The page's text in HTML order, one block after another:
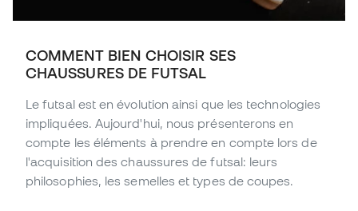
COMMENT BIEN CHOISIR SES
CHAUSSURES DE FUTSAL
Le futsal est en évolution ainsi que les technologies
impliquées. Aujourd'hui, nous présenterons en
compte les éléments à prendre en compte lors de
l'acquisition des chaussures de futsal: leurs
philosophies, les semelles et types de coupes.